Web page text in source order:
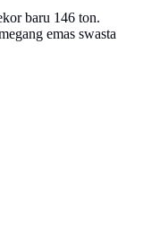
baru 146 ton.
emas swasta